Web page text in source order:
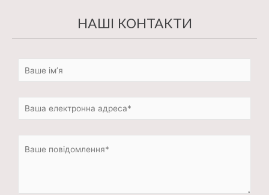
НАШІ КОНТАКТИ